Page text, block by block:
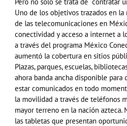
Uno de los objetivos trazados en
de las telecomunicaciones en
conectividad y acceso a internet a
a través del programa México
aumentó la cobertura en sitios
Plazas, parques, escuelas,
ahora banda ancha disponible para
estar comunicados en todo
la movilidad a través de teléfonos
mayor terreno en la nación azteca.
las tabletas que presentan